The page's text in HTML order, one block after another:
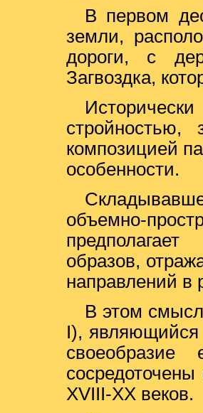
В первом
земли,
дороги, с
Загвоздка,
композицией
особенности.
объемно-
образов,
направлений в
В этом
I), являющийся
XVIII-XX веков.